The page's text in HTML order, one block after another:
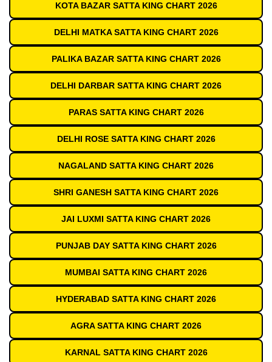
KOTA BAZAR SATTA KING CHART 2026
DELHI MATKA SATTA KING CHART 2026
PALIKA BAZAR SATTA KING CHART 2026
DELHI DARBAR SATTA KING CHART 2026
PARAS SATTA KING CHART 2026
DELHI ROSE SATTA KING CHART 2026
NAGALAND SATTA KING CHART 2026
SHRI GANESH SATTA KING CHART 2026
JAI LUXMI SATTA KING CHART 2026
PUNJAB DAY SATTA KING CHART 2026
MUMBAI SATTA KING CHART 2026
HYDERABAD SATTA KING CHART 2026
AGRA SATTA KING CHART 2026
KARNAL SATTA KING CHART 2026